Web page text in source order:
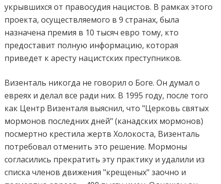
укрывшихся от правосудия нацистов. В рамках этого
проекта, осуществляемого в 9 странах, была
назначена премия в 10 тысяч евро тому, кто
предоставит полную информацию, которая
приведет к аресту нацистских преступников.
Визенталь никогда не говорил о Боге. Он думал о
евреях и делал все ради них. В 1995 году, после того
как Центр Визенталя выяснил, что "Церковь святых
мормонов последних дней" (канадских мормонов)
посмертно крестила жертв Холокоста, Визенталь
потребовал отменить это решение. Мормоны
согласились прекратить эту практику и удалили из
списка членов движения "крещеных" заочно и